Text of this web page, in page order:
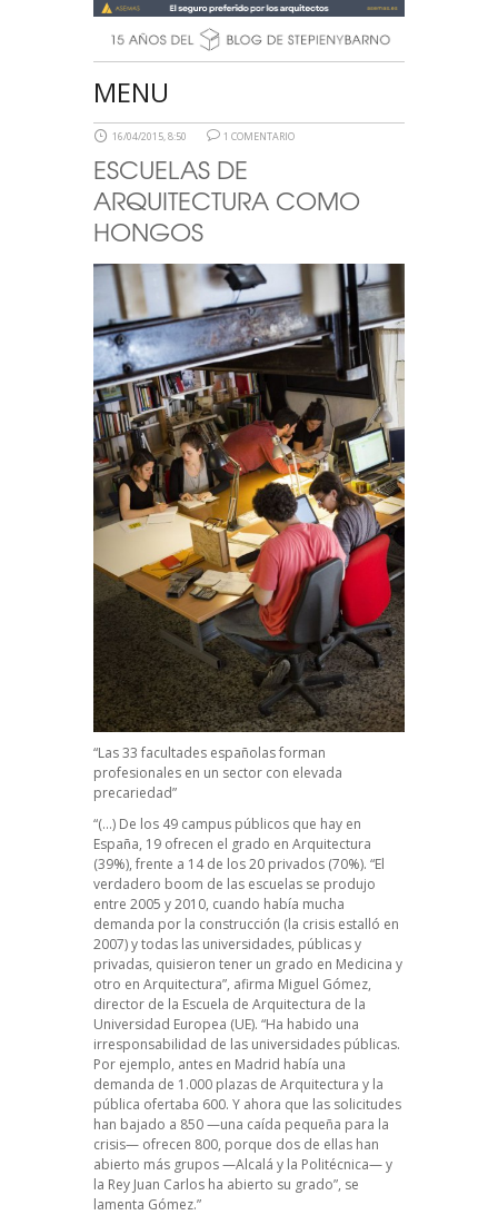
MENU
16/04/2015, 8:50 1 COMENTARIO
ESCUELAS DE
ARQUITECTURA COMO
HONGOS
“Las 33 facultades españolas forman
profesionales en un sector con elevada
precariedad”
“(…) De los 49 campus públicos que hay en
España, 19 ofrecen el grado en Arquitectura
(39%), frente a 14 de los 20 privados (70%). “El
verdadero boom de las escuelas se produjo
entre 2005 y 2010, cuando había mucha
demanda por la construcción (la crisis estalló en
2007) y todas las universidades, públicas y
privadas, quisieron tener un grado en Medicina y
otro en Arquitectura”, afirma Miguel Gómez,
director de la Escuela de Arquitectura de la
Universidad Europea (UE). “Ha habido una
irresponsabilidad de las universidades públicas.
Por ejemplo, antes en Madrid había una
demanda de 1.000 plazas de Arquitectura y la
pública ofertaba 600. Y ahora que las solicitudes
han bajado a 850 —una caída pequeña para la
crisis— ofrecen 800, porque dos de ellas han
abierto más grupos —Alcalá y la Politécnica— y
la Rey Juan Carlos ha abierto su grado”, se
lamenta Gómez.”